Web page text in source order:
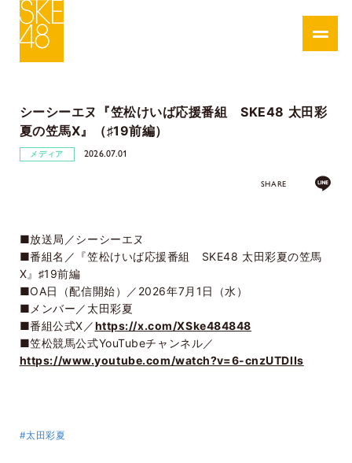
シーシーエヌ『笠松けいば応援番組 SKE48 太田彩
夏の笠馬X』（♯19前編）
メディア 2026.07.01
SHARE
■放送局／シーシーエヌ
■番組名／『笠松けいば応援番組 SKE48 太田彩夏の笠馬
X』♯19前編
■OA日（配信開始）／2026年7月1日（水）
■メンバー／太田彩夏
■番組公式X／https://x.com/XSke484848
■笠松競馬公式YouTubeチャンネル／
https://www.youtube.com/watch?v=6-cnzUTDlIs
#太田彩夏